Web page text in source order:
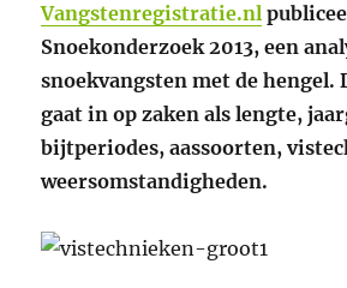
Vangstenregistratie.nl
Snoekonderzoek 2013, een
snoekvangsten met de hengel.
gaat in op zaken als lengte,
bijtperiodes, aassoorten,
weersomstandigheden.